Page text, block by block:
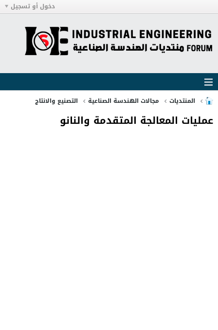
دخول أو تسجيل
المنتديات مجالات الهندسة الصناعية التصنيع والانتاج
عمليات المعالجة المتقدمة والنانو